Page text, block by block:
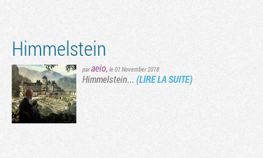
Himmelstein
paraeio, le 01 November 2018
Himmelstein... (LIRE LA SUITE)